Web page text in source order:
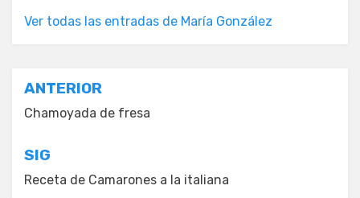
Ver todas las entradas de María González
Navegación
de
entradas
ANTERIOR
Chamoyada de fresa
SIG
Receta de Camarones a la italiana